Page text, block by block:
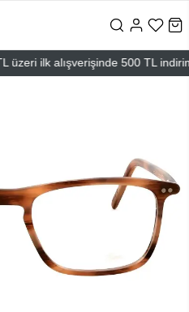
ilk alışverişinde 500 TL indirim